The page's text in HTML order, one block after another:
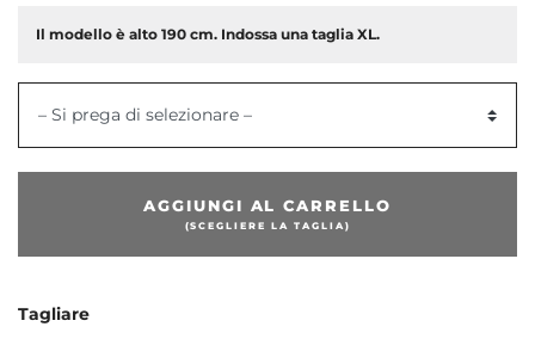
Il modello è alto 190 cm. Indossa una taglia XL.
– Si prega di selezionare –
AGGIUNGI AL CARRELLO
(SCEGLIERE LA TAGLIA)
Tagliare